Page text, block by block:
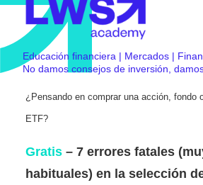
Educación financiera | Mercados |
No damos consejos de inversión,
¿Pensando en comprar una acción, fondo
ETF?
Gratis – 7 errores fatales
habituales) en la selección